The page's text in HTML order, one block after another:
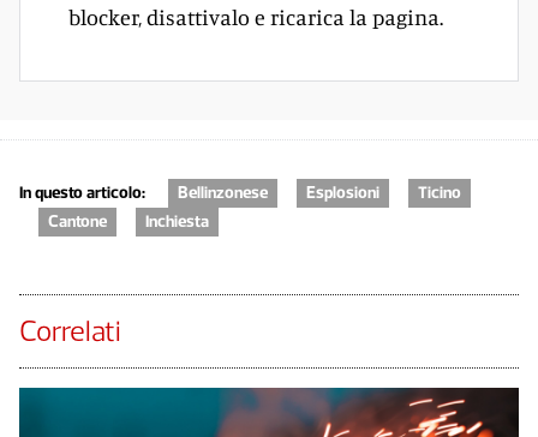
blocker, disattivalo e ricarica la pagina.
In questo articolo: Bellinzonese Esplosioni
Ticino
Cantone
Inchiesta
Correlati